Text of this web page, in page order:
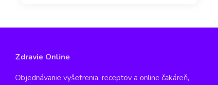
Zdravie Online
Objednávanie vyšetrenia, receptov a online čakáreň,